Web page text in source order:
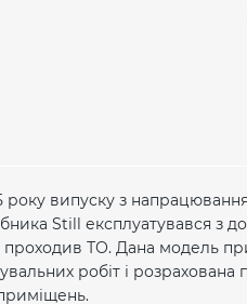
року випуску з
Still експлуатувався з
проходив ТО. Дана модель
робіт і